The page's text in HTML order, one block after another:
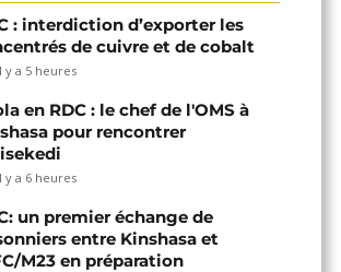
: interdiction d’exporter les
de cuivre et de cobalt
y a 5 heures
en RDC : le chef de l'OMS à
pour rencontrer
y a 6 heures
un premier échange de
entre Kinshasa et
M23 en préparation